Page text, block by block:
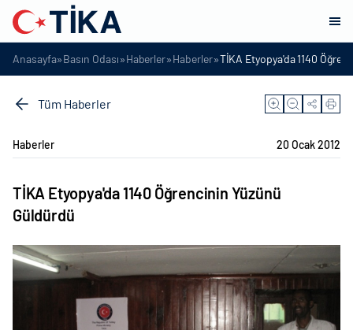
Anasayfa»Basın Odası»Haberler»Haberler»TİKA Etyopya'da 1140
Tüm Haberler
Haberler 20 Ocak 2012
TİKA Etyopya'da 1140 Öğrencinin Yüzünü
Güldürdü